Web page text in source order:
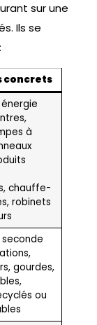
sur une
Ils se
:
concrets
à
chauffe-
robinets
gourdes,
ou